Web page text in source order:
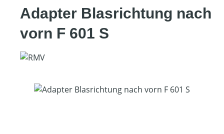
Adapter Blasrichtung nach
vorn F 601 S
Bildergalerie überspringen